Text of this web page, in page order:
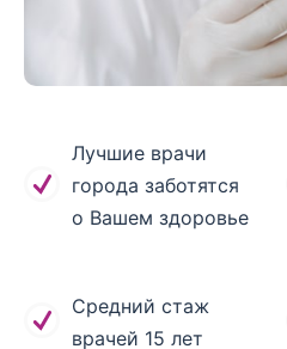
Лучшие врачи
города заботятся
о Вашем здоровье
Средний стаж
врачей 15 лет